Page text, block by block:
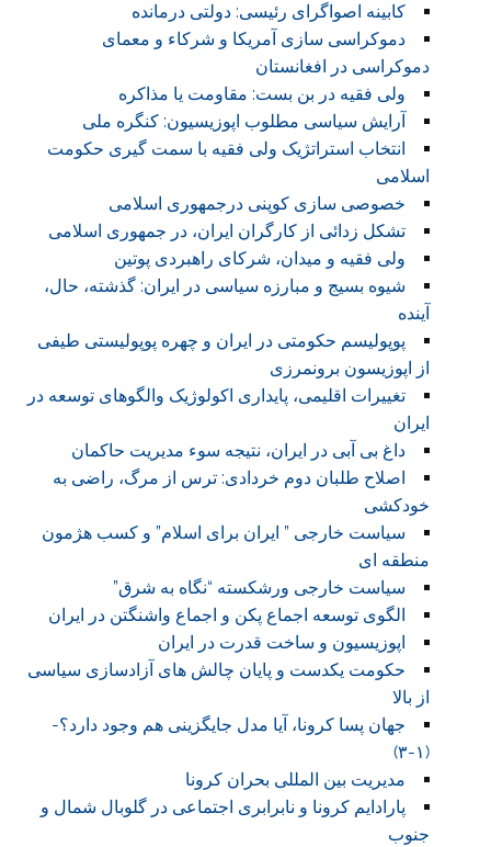
کابینه اصواگرای رئیسی: دولتی درمانده
دموکراسی سازی آمریکا و شرکاء و معمای
دموکراسی در افغانستان
ولی فقیه در بن بست: مقاومت یا مذاکره
آرایش سیاسی مطلوب اپوزیسیون: کنگره ملی
انتخاب استراتژیک ولی فقیه با سمت گیری حکومت
اسلامی
خصوصی سازی کوپنی درجمهوری اسلامی
تشکل زدائی از کارگران ایران، در جمهوری اسلامی
ولی فقیه و میدان، شرکای راهبردی پوتین
شیوه بسیج و مبارزه سیاسی در ایران: گذشته، حال،
آینده
پوپولیسم حکومتی در ایران و چهره پوپولیستی طیفی
از اپوزیسون برونمرزی
تغییرات اقلیمی، پایداری اکولوژیک والگوهای توسعه در
ایران
داغ بی آبی در ایران، نتیجه سوء مدیریت حاکمان
اصلاح طلبان دوم خردادی: ترس از مرگ، راضی به
خودکشی
سیاست خارجی ” ایران برای اسلام” و کسب هژمون
منطقه ای
سیاست خارجی ورشکسته “نگاه به شرق”
الگوی توسعه اجماع پکن و اجماع واشنگتن در ایران
اپوزیسیون و ساخت قدرت در ایران
حکومت یکدست و پایان چالش های آزادسازی سیاسی
از بالا
جهان پسا کرونا، آیا مدل جایگزینی هم وجود دارد؟-
(۱-۳)
مدیریت بین المللی بحران کرونا
پارادایم کرونا و نابرابری اجتماعی در گلوبال شمال و
جنوب